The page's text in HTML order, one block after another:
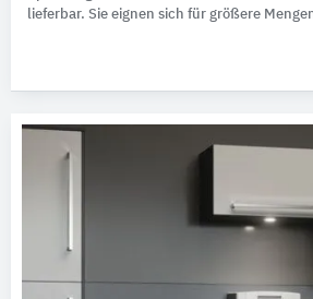
lieferbar. Sie eignen sich für größere